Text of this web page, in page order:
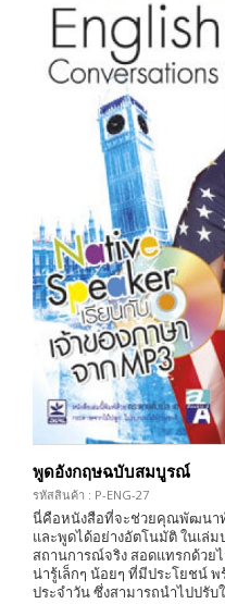
พูดอังกฤษฉบับสมบูรณ์
รหัสสินค้า : P-ENG-27
นี่คือหนังสือที่จะช่วยคุณพัฒนา
และพูดได้อย่างอัตโนมัติ ในเล่
สถานการณ์จริง สอดแทรกด้วย
น่ารู้เล็กๆ น้อยๆ ที่มีประโยชน์
ประจำวัน ซึ่งสามารถนำไปปรั